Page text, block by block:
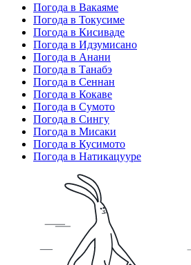
Погода в Вакаяме
Погода в Токусиме
Погода в Кисиваде
Погода в Идзумисано
Погода в Анани
Погода в Танабэ
Погода в Сеннан
Погода в Кокаве
Погода в Сумото
Погода в Сингу
Погода в Мисаки
Погода в Кусимото
Погода в Натикацууре